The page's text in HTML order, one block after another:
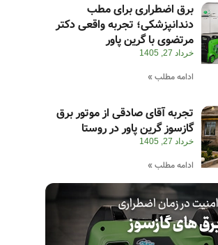
برق اضطراری برای مطب
دندانپزشکی؛ تجربه واقعی دکتر
مرتضوی با گرین پاور
خرداد 27, 1405
ادامه مطلب »
تجربه آقای صادقی از موتور برق
گازسوز گرین پاور در روستا
خرداد 27, 1405
ادامه مطلب »